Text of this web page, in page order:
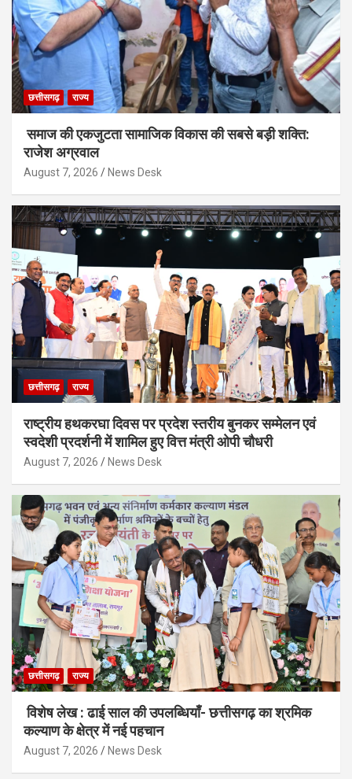
छत्तीसगढ़ राज्य
समाज की एकजुटता सामाजिक विकास की सबसे बड़ी शक्ति:
राजेश अग्रवाल
August 7, 2026 News Desk
छत्तीसगढ़ राज्य
राष्ट्रीय हथकरघा दिवस पर प्रदेश स्तरीय बुनकर सम्मेलन एवं
स्वदेशी प्रदर्शनी में शामिल हुए वित्त मंत्री ओपी चौधरी
August 7, 2026 News Desk
छत्तीसगढ़ राज्य
विशेष लेख : ढाई साल की उपलब्धियाँ- छत्तीसगढ़ का श्रमिक
कल्याण के क्षेत्र में नई पहचान
August 7, 2026 News Desk